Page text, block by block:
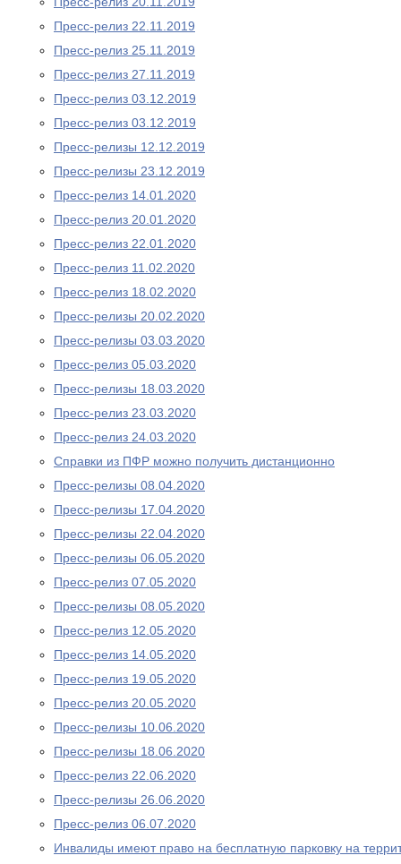
Пресс-релиз 22.11.2019
Пресс-релиз 25.11.2019
Пресс-релиз 27.11.2019
Пресс-релиз 03.12.2019
Пресс-релиз 03.12.2019
Пресс-релизы 12.12.2019
Пресс-релизы 23.12.2019
Пресс-релиз 14.01.2020
Пресс-релиз 20.01.2020
Пресс-релиз 22.01.2020
Пресс-релиз 11.02.2020
Пресс-релиз 18.02.2020
Пресс-релизы 20.02.2020
Пресс-релизы 03.03.2020
Пресс-релиз 05.03.2020
Пресс-релизы 18.03.2020
Пресс-релиз 23.03.2020
Пресс-релиз 24.03.2020
Справки из ПФР можно получить дистанционно
Пресс-релизы 08.04.2020
Пресс-релизы 17.04.2020
Пресс-релизы 22.04.2020
Пресс-релизы 06.05.2020
Пресс-релиз 07.05.2020
Пресс-релизы 08.05.2020
Пресс-релиз 12.05.2020
Пресс-релиз 14.05.2020
Пресс-релиз 19.05.2020
Пресс-релиз 20.05.2020
Пресс-релизы 10.06.2020
Пресс-релизы 18.06.2020
Пресс-релиз 22.06.2020
Пресс-релизы 26.06.2020
Пресс-релиз 06.07.2020
Инвалиды имеют право на бесплатную парковку на